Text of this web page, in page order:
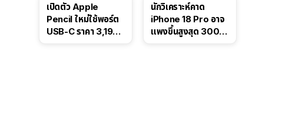
เปิดตัว Apple
Pencil ใหม่ใช้พอร์ต
USB-C ราคา 3,190
นักวิเคราะห์คาด
iPhone 18 Pro อาจ
แพงขึ้นสูงสุด 300